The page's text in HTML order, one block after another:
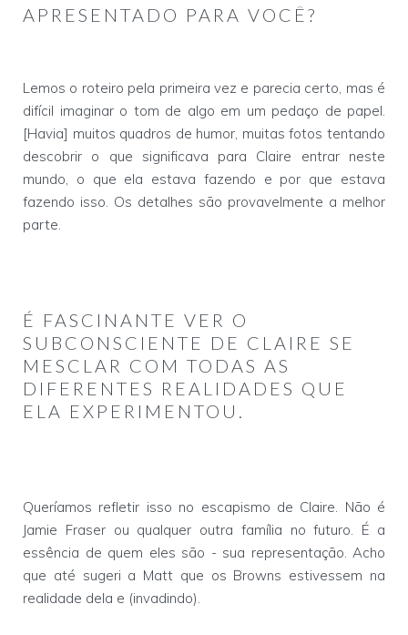
APRESENTADO PARA VOCÊ?
Lemos o roteiro pela primeira vez e parecia certo, mas é
difícil imaginar o tom de algo em um pedaço de papel.
[Havia] muitos quadros de humor, muitas fotos tentando
descobrir o que significava para Claire entrar neste
mundo, o que ela estava fazendo e por que estava
fazendo isso. Os detalhes são provavelmente a melhor
parte.
É FASCINANTE VER O
SUBCONSCIENTE DE CLAIRE SE
MESCLAR COM TODAS AS
DIFERENTES REALIDADES QUE
ELA EXPERIMENTOU.
Queríamos refletir isso no escapismo de Claire. Não é
Jamie Fraser ou qualquer outra família no futuro. É a
essência de quem eles são - sua representação. Acho
que até sugeri a Matt que os Browns estivessem na
realidade dela e (invadindo).